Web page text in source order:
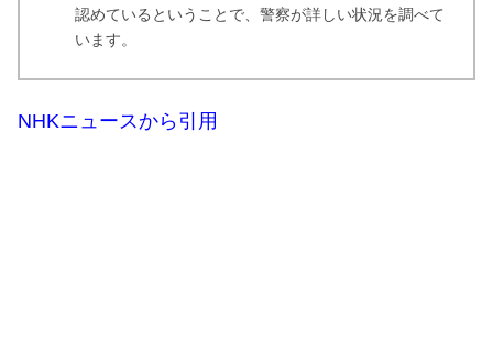
認めているということで、警察が詳しい状況を調べて
います。
NHKニュースから引用